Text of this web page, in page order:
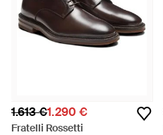
1.613 €1.290 €
Fratelli Rossetti